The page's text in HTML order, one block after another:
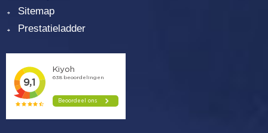
Sitemap
Prestatieladder